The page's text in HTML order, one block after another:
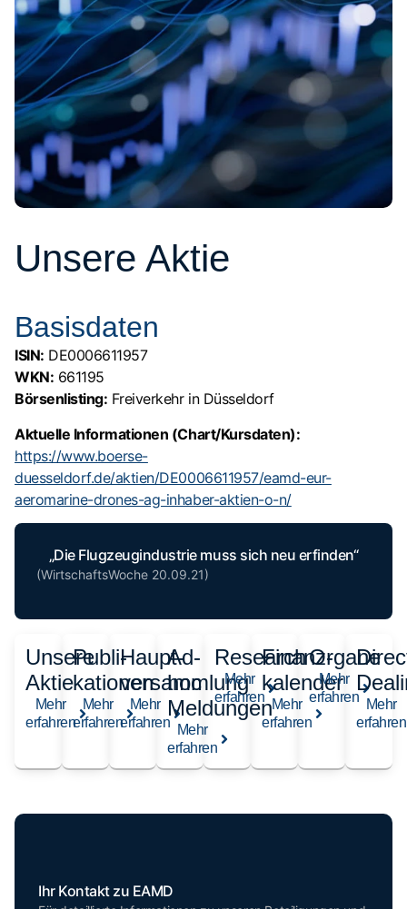
Unsere Aktie
Basisdaten
ISIN: DE0006611957
WKN: 661195
Börsenlisting: Freiverkehr in Düsseldorf
Aktuelle Informationen (Chart/Kursdaten):
https://www.boerse-
duesseldorf.de/aktien/DE0006611957/eamd-eur-
aeromarine-drones-ag-inhaber-aktien-o-n/
„Die Flugzeugindustrie muss sich neu erfinden“
(WirtschaftsWoche 20.09.21)
Unsere
Aktie
Mehr
erfahren
Publi­
kationen
Mehr
erfahren
Haupt­
versammlung
Mehr
erfahren
Ad-
hoc
Meldungen
Mehr
erfahren
Research
Mehr
erfahren
Finanz­
kalender
Mehr
erfahren
Organe
Mehr
erfahren Mehr
erfahren
Ihr Kontakt zu EAMD